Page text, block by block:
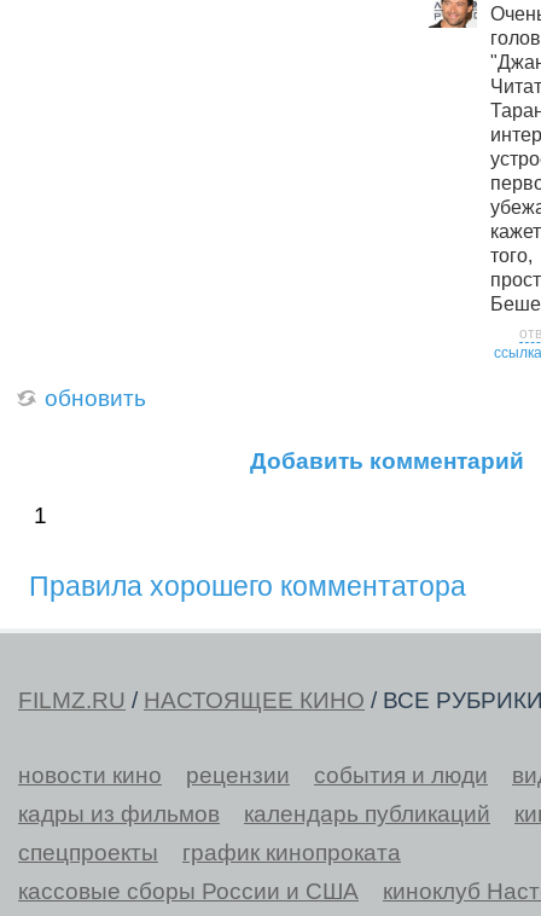
ссылка
обновить
Добавить комментарий
1
Правила хорошего комментатора
FILMZ.RU / НАСТОЯЩЕЕ КИНО / ВСЕ
новости кино рецензии события и люди
кадры из фильмов
календарь публикаций
спецпроекты
график кинопроката
кассовые сборы России и США
киноклуб